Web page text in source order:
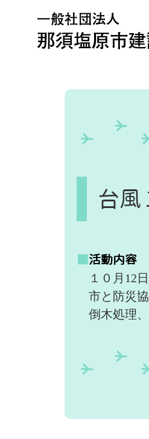
台風
活動内容
１０月12日
市と防災協
倒木処理、